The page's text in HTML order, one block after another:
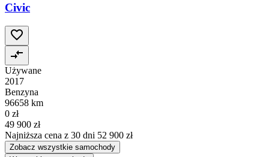
Civic
Używane
2017
Benzyna
96658 km
0 zł
49 900 zł
Najniższa cena z 30 dni 52 900 zł
Zobacz wszystkie samochody